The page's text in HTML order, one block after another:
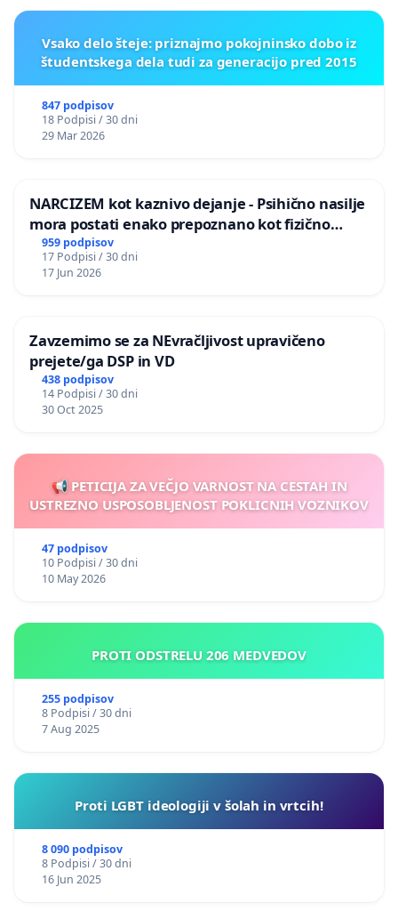
Vsako delo šteje: priznajmo pokojninsko dobo iz
študentskega dela tudi za generacijo pred 2015
847 podpisov
18 Podpisi / 30 dni
29 Mar 2026
NARCIZEM kot kaznivo dejanje - Psihično nasilje
mora postati enako prepoznano kot fizično
nasilje
959 podpisov
17 Podpisi / 30 dni
17 Jun 2026
Zavzemimo se za NEvračljivost upravičeno
prejete/ga DSP in VD
438 podpisov
14 Podpisi / 30 dni
30 Oct 2025
📢 PETICIJA ZA VEČJO VARNOST NA CESTAH IN
USTREZNO USPOSOBLJENOST POKLICNIH VOZNIKOV
47 podpisov
10 Podpisi / 30 dni
10 May 2026
PROTI ODSTRELU 206 MEDVEDOV
255 podpisov
8 Podpisi / 30 dni
7 Aug 2025
Proti LGBT ideologiji v šolah in vrtcih!
8 090 podpisov
8 Podpisi / 30 dni
16 Jun 2025